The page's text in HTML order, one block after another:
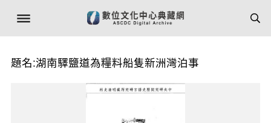
題名:湖南驛鹽道為糧料船隻新洲灣泊事